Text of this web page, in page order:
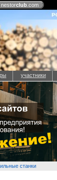
nestorclub.com
участники
станки